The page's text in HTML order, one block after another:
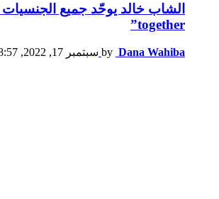
together”
by Dana Wahiba سبتمبر 17, 2022, 8:57 م